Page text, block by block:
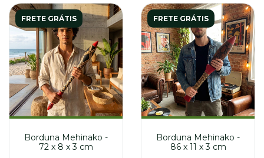
FRETE GRÁTIS
Borduna Mehinako -
72 x 8 x 3 cm
FRETE GRÁTIS
Borduna Mehinako -
86 x 11 x 3 cm